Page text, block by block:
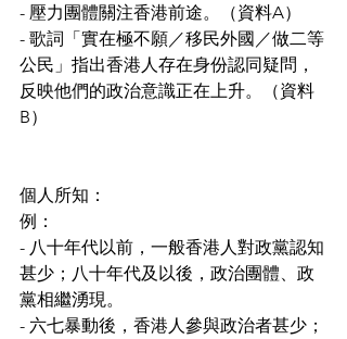
- 壓力團體關注香港前途。（資料A）
- 歌詞「實在極不願／移民外國／做二等
公民」指出香港人存在身份認同疑問，
反映他們的政治意識正在上升。（資料
B）
個人所知：
例：
- 八十年代以前，一般香港人對政黨認知
甚少；八十年代及以後，政治團體、政
黨相繼湧現。
- 六七暴動後，香港人參與政治者甚少；